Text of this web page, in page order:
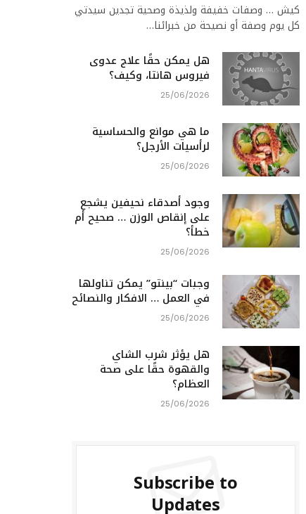
كيش … وصفات خفيفة ولذيذة وصحية تجدين سيدتي
كل يوم وصفة أو نصيحة من خبرائنا…
هل يمكن حقًا علاج عدوى
فيروس هانتا، وكيف؟
25/06/2026
ما هي موانع والحساسية
لرأسيات الأرجل؟
25/06/2026
وجود أصدقاء نحيفين يشجع
على إنقاص الوزن … صحيح أم
خطأ؟
25/06/2026
وجبات “بينتو” يمكن تناولها
في العمل … الافكار والنصائح
25/06/2026
هل يؤثر شرب الشاي
والقهوة حقًا على صحة
العظام؟
25/06/2026
Subscribe to
Updates